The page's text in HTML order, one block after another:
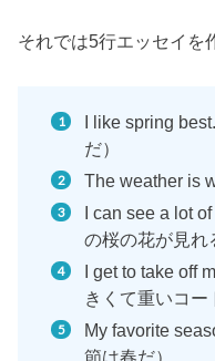
それでは5行エッセイを
I like spring
だ）
The weather is
I can see a lot
の桜の花が見れ
I get to take off
きくて重いコー
My favorite
節は春だ）